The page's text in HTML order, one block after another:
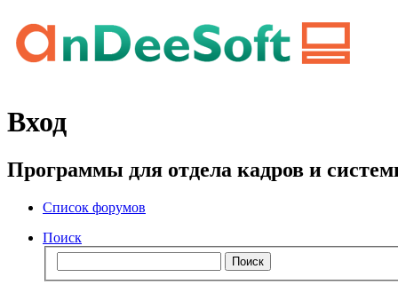
Вход
Программы для отдела кадров и
Список форумов
Поиск